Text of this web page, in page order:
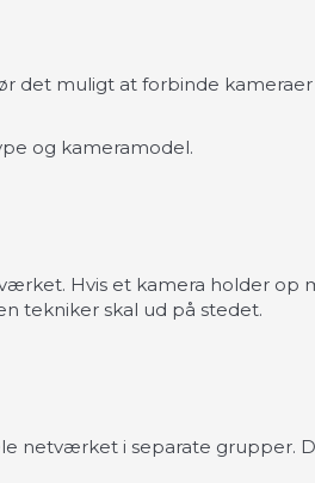
det muligt at forbinde
og kameramodel.
Hvis et kamera holder op
tekniker skal ud på stedet.
netværket i separate